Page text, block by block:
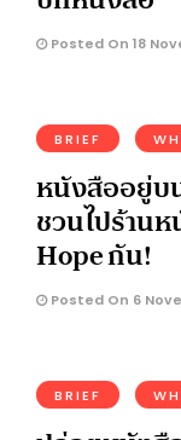
Posted On 18
BRIEF
หนังสืออยู่บ
ชวนไปร้าน
Hope กัน!
Posted On 6
BRIEF